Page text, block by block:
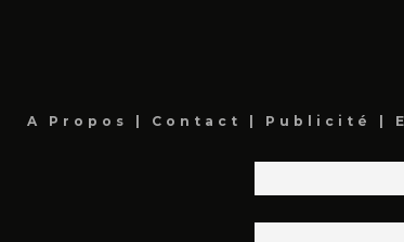
A Propos Contact Publicité